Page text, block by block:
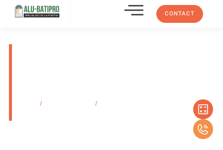
CONTACT
/ /
Menuiserie pour pose de porte de garage